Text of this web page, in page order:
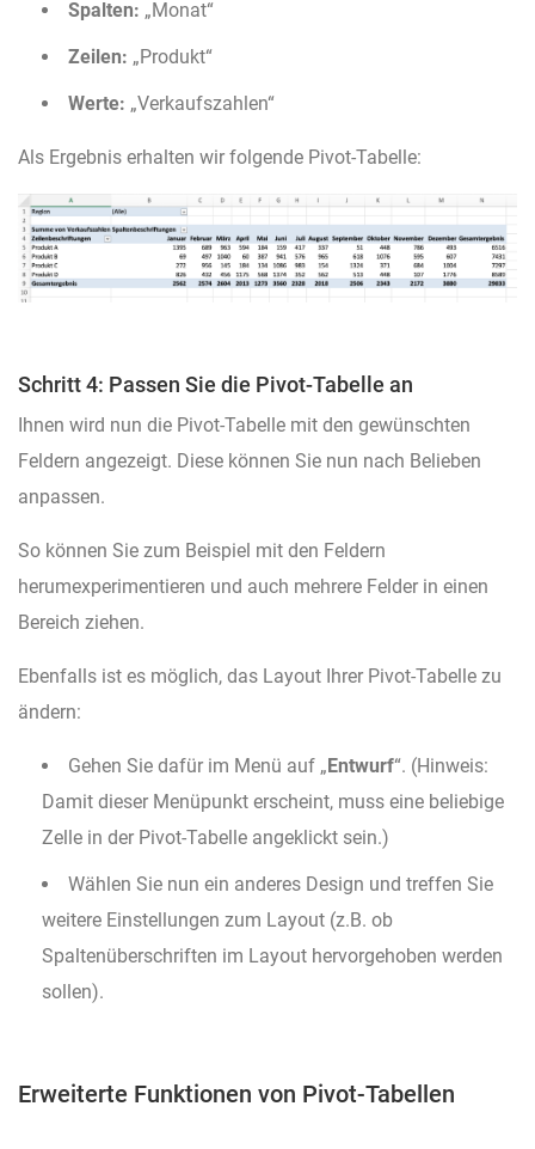
Spalten: „Monat“
Zeilen: „Produkt“
Werte: „Verkaufszahlen“
Als Ergebnis erhalten wir folgende Pivot-Tabelle:
Schritt 4: Passen Sie die Pivot-Tabelle an
Ihnen wird nun die Pivot-Tabelle mit den gewünschten
Feldern angezeigt. Diese können Sie nun nach Belieben
anpassen.
So können Sie zum Beispiel mit den Feldern
herumexperimentieren und auch mehrere Felder in einen
Bereich ziehen.
Ebenfalls ist es möglich, das Layout Ihrer Pivot-Tabelle zu
ändern:
Gehen Sie dafür im Menü auf „ Entwurf“. (Hinweis:
Damit dieser Menüpunkt erscheint, muss eine beliebige
Zelle in der Pivot-Tabelle angeklickt sein.)
Wählen Sie nun ein anderes Design und treffen Sie
weitere Einstellungen zum Layout (z.B. ob
Spaltenüberschriften im Layout hervorgehoben werden
sollen).
Erweiterte Funktionen von Pivot-Tabellen